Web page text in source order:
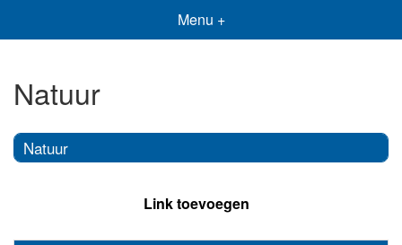
Menu +
Natuur
Natuur
Link toevoegen